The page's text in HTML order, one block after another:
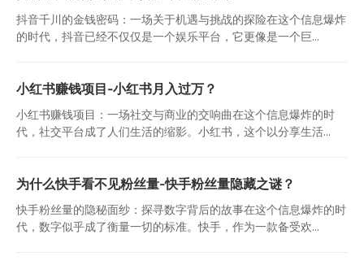
抖音千川的金钱密码：一场关于机遇与挑战的探险在这个信息爆炸
的时代，抖音已经不仅仅是一个娱乐平台，它更像是一个巨...
小红书赚钱项目-小红书月入过万？
小红书赚钱项目：一场社交与商业的交响曲在这个信息爆炸的时
代，社交平台成了人们生活的缩影。小红书，这个以分享生活...
为什么快手看不见粉丝量-快手粉丝量隐藏之谜？
快手粉丝量的隐秘面纱：探寻数字背后的故事在这个信息爆炸的时
代，数字似乎成了衡量一切的标准。快手，作为一款备受欢...